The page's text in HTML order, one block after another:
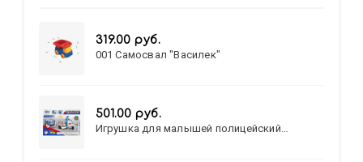
319.00 руб.
001 Самосвал "Василек"
501.00 руб.
Игрушка для малышей полицейский